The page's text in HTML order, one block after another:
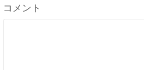
コメント